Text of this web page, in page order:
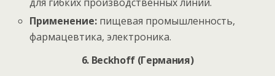
Применение: пищевая промышленность,
фармацевтика, электроника.
6. Beckhoff (Германия)